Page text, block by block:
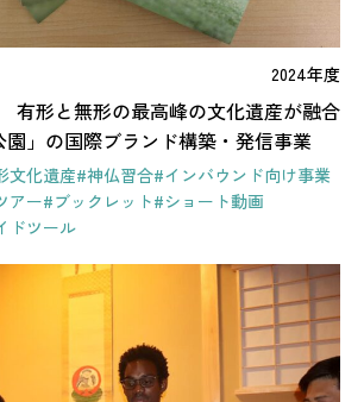
2024年度
有形と無形の最高峰の文化遺産が融合
」の国際ブランド構築・発信事業
文化遺産#神仏習合#インバウンド向け事業
アー#ブックレット#ショート動画
ドツール